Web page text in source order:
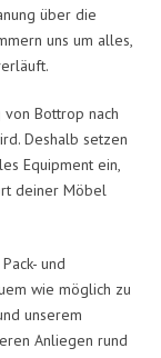
über die
uns um alles,
von Bottrop nach
Deshalb setzen
Equipment ein,
deiner Möbel
und
wie möglich zu
unserem
Anliegen rund